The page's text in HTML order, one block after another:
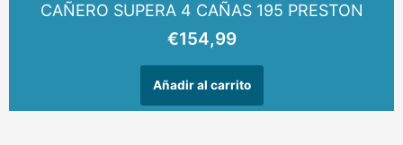
CAÑERO SUPERA 4 CAÑAS 195 PRESTON
€154,99
Añadir al carrito